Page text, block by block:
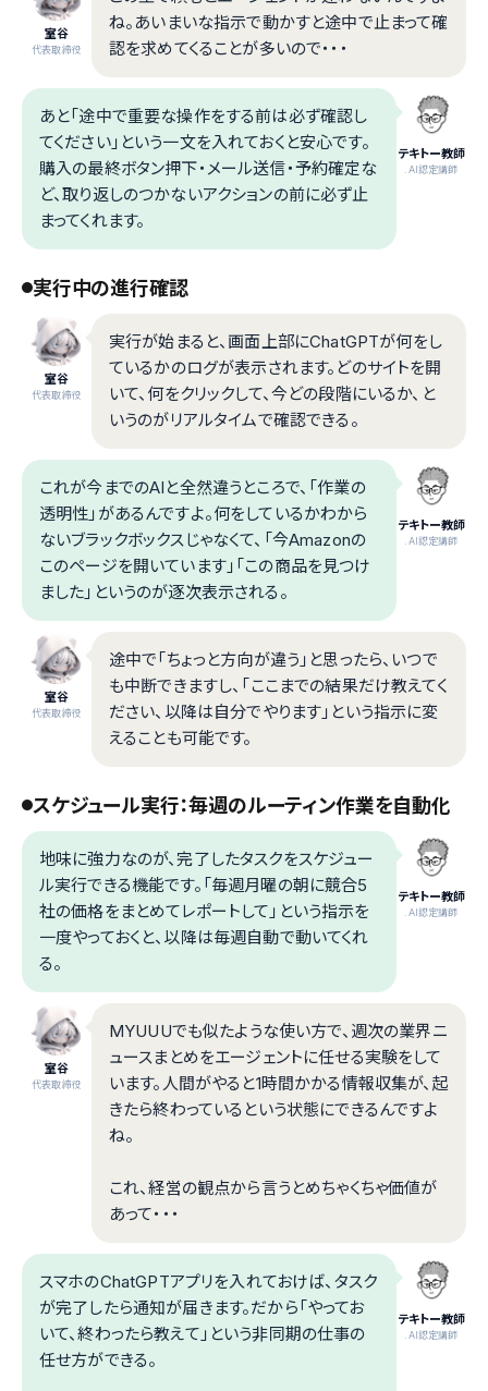
室谷
代表取締役
ね。あいまいな指示で動かすと途中で止まって確
認を求めてくることが多いので・・・
テキトー教師
.AI認定講師
あと「途中で重要な操作をする前は必ず確認し
てください」という一文を入れておくと安心です。
購入の最終ボタン押下・メール送信・予約確定な
ど、取り返しのつかないアクションの前に必ず止
まってくれます。
実行中の進行確認
室谷
代表取締役
実行が始まると、画面上部にChatGPTが何をし
ているかのログが表示されます。どのサイトを開
いて、何をクリックして、今どの段階にいるか、と
いうのがリアルタイムで確認できる。
テキトー教師
.AI認定講師
これが今までのAIと全然違うところで、「作業の
透明性」があるんですよ。何をしているかわから
ないブラックボックスじゃなくて、「今Amazonの
このページを開いています」「この商品を見つけ
ました」というのが逐次表示される。
室谷
代表取締役
途中で「ちょっと方向が違う」と思ったら、いつで
も中断できますし、「ここまでの結果だけ教えてく
ださい、以降は自分でやります」という指示に変
えることも可能です。
スケジュール実行：毎週のルーティン作業を自動化
テキトー教師
.AI認定講師
地味に強力なのが、完了したタスクをスケジュー
ル実行できる機能です。「毎週月曜の朝に競合5
社の価格をまとめてレポートして」という指示を
一度やっておくと、以降は毎週自動で動いてくれ
る。
室谷
代表取締役
MYUUUでも似たような使い方で、週次の業界ニ
ュースまとめをエージェントに任せる実験をして
います。人間がやると1時間かかる情報収集が、起
きたら終わっているという状態にできるんですよ
ね。
これ、経営の観点から言うとめちゃくちゃ価値が
あって・・・
テキトー教師
.AI認定講師
スマホのChatGPTアプリを入れておけば、タスク
が完了したら通知が届きます。だから「やってお
いて、終わったら教えて」という非同期の仕事の
任せ方ができる。